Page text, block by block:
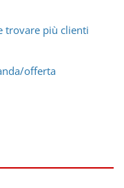
trovare più clienti
offerta